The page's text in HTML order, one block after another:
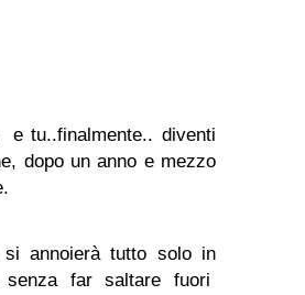
tu..finalmente.. diventi
dopo un anno e mezzo
annoierà tutto solo in
far saltare fuori